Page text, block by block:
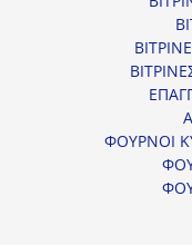
ΦΟΥΡΝΟΙ